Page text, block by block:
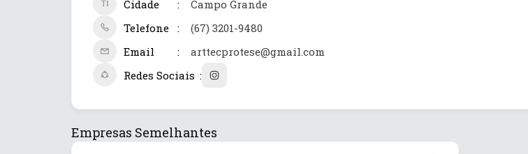
Cidade
Campo Grande
Telefone
(67) 3201-9480
Email
arttecprotese@gmail.com
Redes Sociais
Empresas Semelhantes